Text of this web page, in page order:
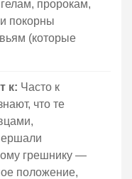
пророкам,
покорны
(которые
к: Часто к
что те
грешнику —
положение,